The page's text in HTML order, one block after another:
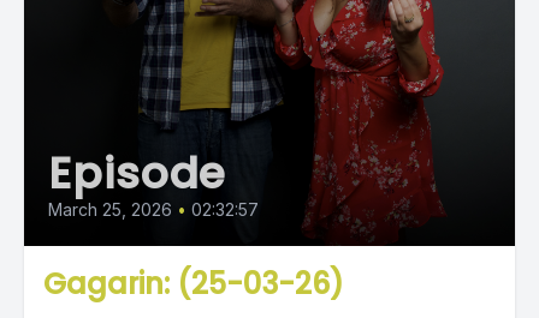
Episode
March 25, 2026 • 02:32:57
Gagarin: (25-03-26)